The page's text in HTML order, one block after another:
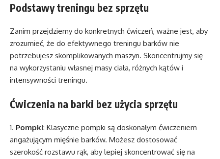
Podstawy treningu bez sprzętu
Zanim przejdziemy do konkretnych ćwiczeń, ważne jest, aby
zrozumieć, że do efektywnego treningu barków nie
potrzebujesz skomplikowanych maszyn. Skoncentrujmy się
na wykorzystaniu własnej masy ciała, różnych kątów i
intensywności treningu.
Ćwiczenia na barki bez użycia sprzętu
1. Pompki: Klasyczne pompki są doskonałym ćwiczeniem
angażującym mięśnie barków. Możesz dostosować
szerokość rozstawu rąk, aby lepiej skoncentrować się na